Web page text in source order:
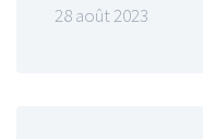
28 août 2023